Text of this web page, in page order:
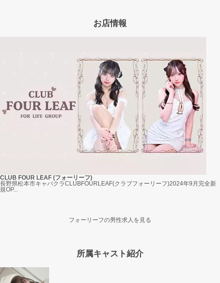
お店情報
CLUB FOUR LEAF (フォーリーフ)
長野県松本市キャバクラCLUBFOURLEAF(クラブフォーリーフ)2024年9月完全新
規OP...
フォーリーフの男性求人を見る
所属キャスト紹介